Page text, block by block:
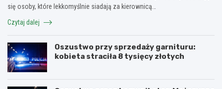
się osoby, które lekkomyślnie siadają za kierownicą…
Czytaj dalej
Oszustwo przy sprzedaży garnituru:
kobieta straciła 8 tysięcy złotych